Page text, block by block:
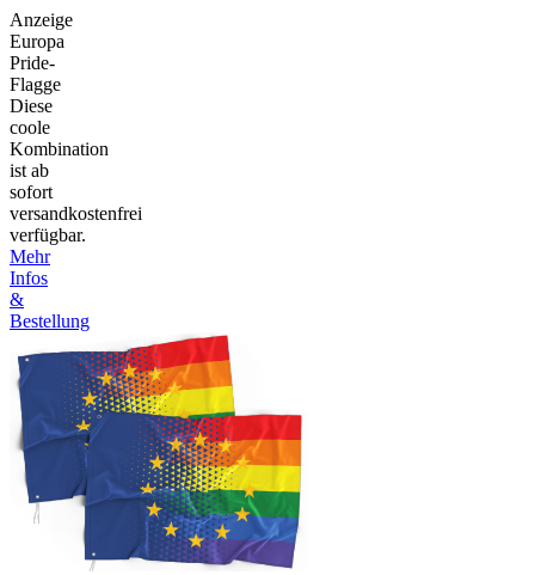
Anzeige
Europa
Pride-
Flagge
Diese
coole
Kombination
ist ab
sofort
versandkostenfrei
verfügbar.
Mehr
Infos
&
Bestellung